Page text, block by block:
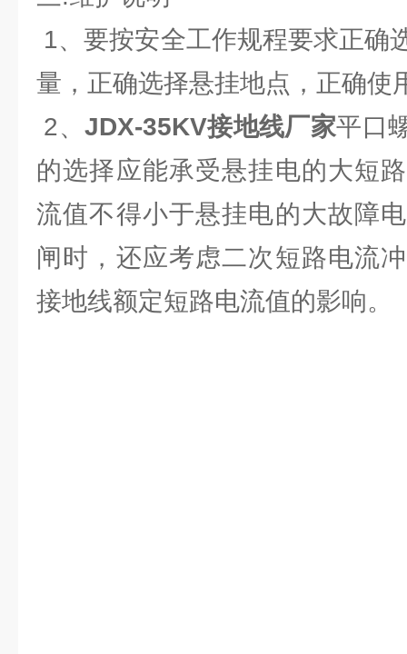
1、要按安全工作规程要求正确
量，正确选择悬挂地点，正确使
2、JDX-35KV接地线厂家平口
的选择应能承受悬挂电的大短
流值不得小于悬挂电的大故障
闸时，还应考虑二次短路电流
接地线额定短路电流值的影响。